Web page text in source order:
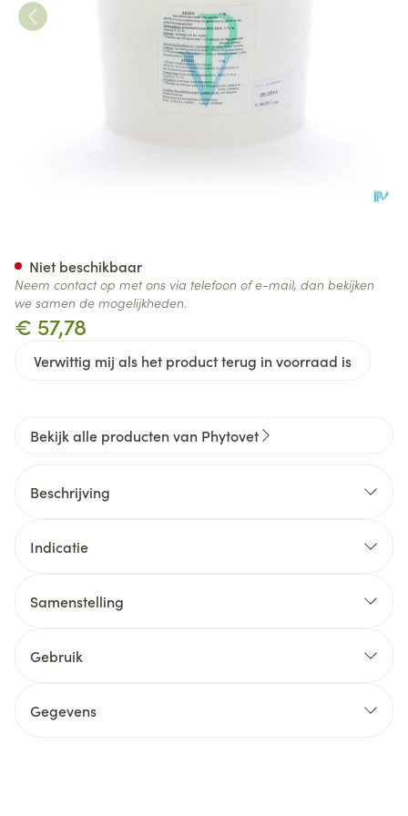
€ 57,78
Verwittig mij als het product terug in voorraad is
Niet beschikbaar
Neem contact op met ons via telefoon of e-mail, dan bekijken
we samen de mogelijkheden.
Bekijk alle producten van Phytovet
Beschrijving
Indicatie
Samenstelling
Gebruik
Gegevens